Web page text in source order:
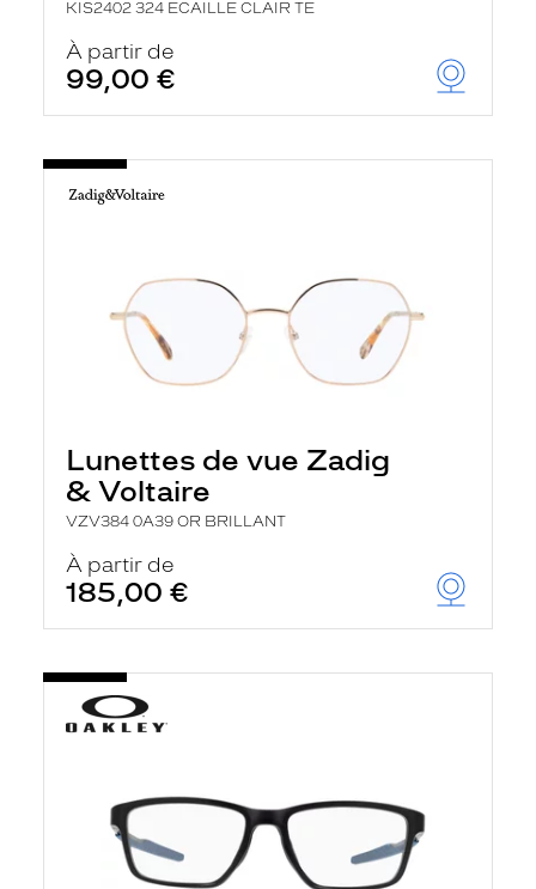
KIS2402 324 ECAILLE CLAIR TE
À partir de
99,00 €
Lunettes de vue Zadig
& Voltaire
VZV384 0A39 OR BRILLANT
À partir de
185,00 €